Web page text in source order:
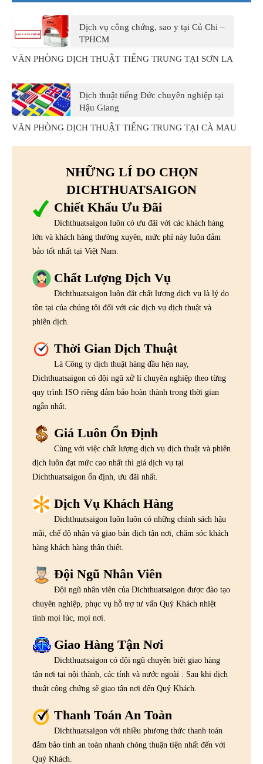
Dịch vụ công chứng, sao y tại Củ Chi –
TPHCM
VĂN PHÒNG DỊCH THUẬT TIẾNG TRUNG TẠI SƠN LA
Dịch thuật tiếng Đức chuyên nghiệp tại
Hậu Giang
VĂN PHÒNG DỊCH THUẬT TIẾNG TRUNG TẠI CÀ MAU
NHỮNG LÍ DO CHỌN
DICHTHUATSAIGON
Chiết Khấu Ưu Đãi
Dichthuatsaigon luôn có ưu đãi với các khách hàng
lớn và khách hàng thường xuyên, mức phí này luôn đảm
bảo tốt nhất tại Việt Nam.
Chất Lượng Dịch Vụ
Dichthuatsaigon luôn đặt chất lượng dịch vụ là lý do
tồn tại của chúng tôi đối với các dịch vụ dịch thuật và
phiên dịch.
Thời Gian Dịch Thuật
Là Công ty dịch thuật hàng đầu hện nay,
Dichthuatsaigon có đội ngũ xử lí chuyên nghiệp theo từng
quy trình ISO riêng đảm bảo hoàn thành trong thời gian
ngắn nhất.
Giá Luôn Ổn Định
Cùng với việc chất lượng dịch vụ dịch thuật và phiên
dịch luôn đạt mức cao nhất thì giá dịch vụ tại
Dichthuatsaigon ổn định, ưu đãi nhất.
Dịch Vụ Khách Hàng
Dichthuatsaigon luôn luôn có những chính sách hậu
mãi, chế độ nhận và giao bản dịch tận nơi, chăm sóc khách
hàng khách hàng thân thiết.
Đội Ngũ Nhân Viên
Đội ngũ nhân viên của Dichthuatsaigon được đào tạo
chuyên nghiệp, phục vụ hỗ trợ tư vấn Quý Khách nhiệt
tình mọi lúc, mọi nơi.
Giao Hàng Tận Nơi
Dichthuatsaigon có đội ngũ chuyên biệt giao hàng
tận nơi tại nội thành, các tỉnh và nước ngoài . Sau khi dịch
thuật công chứng sẽ giao tận nơi đến Quý Khách.
Thanh Toán An Toàn
Dichthuatsaigon với nhiều phương thức thanh toán
đảm bảo tính an toàn nhanh chóng thuận tiện nhất đến với
Quý Khách.